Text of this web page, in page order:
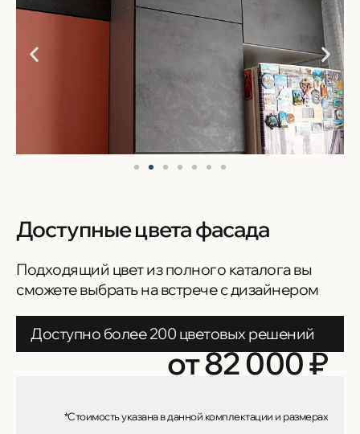
Доступные цвета фасада
Подходящий цвет из полного каталога вы
сможете выбрать на встрече с дизайнером
Доступно более 200 цветовых решений
от 82 000 ₽
*Стоимость указана в данной комплектации и размерах